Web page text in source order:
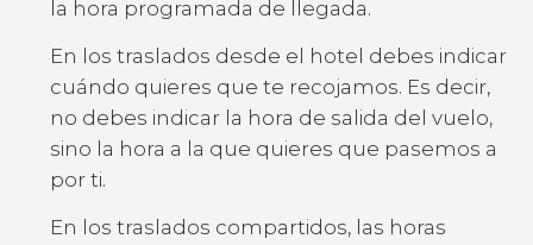
la hora programada de llegada.
En los traslados desde el hotel debes indicar
cuándo quieres que te recojamos. Es decir,
no debes indicar la hora de salida del vuelo,
sino la hora a la que quieres que pasemos a
por ti.
En los traslados compartidos, las horas